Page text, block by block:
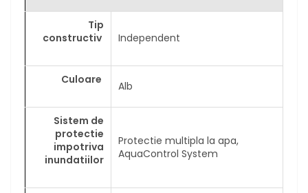
Tip
constructiv
Independent
Culoare Alb
Sistem de
protectie
impotriva
inundatiilor
Protectie multipla la apa,
AquaControl System